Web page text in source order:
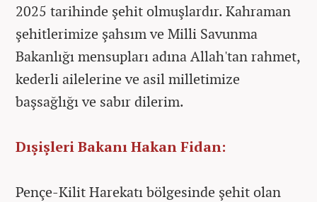
2025 tarihinde şehit olmuşlardır. Kahraman
şehitlerimize şahsım ve Milli Savunma
Bakanlığı mensupları adına Allah'tan rahmet,
kederli ailelerine ve asil milletimize
başsağlığı ve sabır dilerim.
Dışişleri Bakanı Hakan Fidan:
Pençe-Kilit Harekatı bölgesinde şehit olan